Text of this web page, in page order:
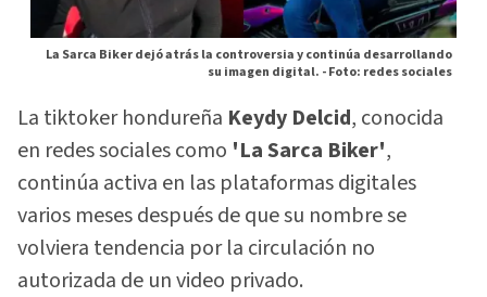
La Sarca Biker dejó atrás la controversia y continúa desarrollando
su imagen digital. -Foto: redes sociales
La tiktoker hondureña Keydy Delcid, conocida
en redes sociales como 'La Sarca Biker',
continúa activa en las plataformas digitales
varios meses después de que su nombre se
volviera tendencia por la circulación no
autorizada de un video privado.